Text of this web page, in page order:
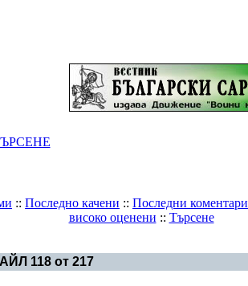
:: Последно качени :: Последни коментари
високо оценени :: Търсене
118 от 217